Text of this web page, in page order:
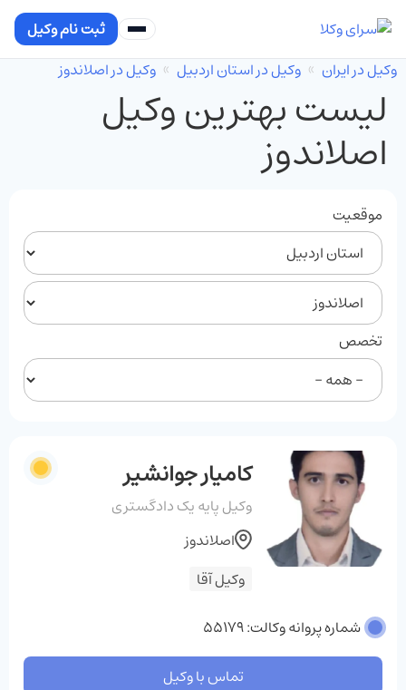
ثبت نام وکیل
وکیل در ایران
وکیل در استان اردبیل وکیل در اصلاندوز
لیست بهترین وکیل
اصلاندوز
موقعیت
تخصص
کامیار جوانشیر
وکیل پایه یک دادگستری
وکیل آقا
اصلاندوز
شماره پروانه وکالت: 55179
تماس با وکیل